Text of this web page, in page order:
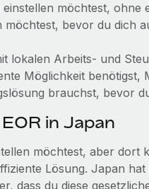
möchtest, ohne
bevor du dich
lokalen Arbeits‑ und
Möglichkeit
brauchst, bevor
in Japan
möchtest, aber dort
Lösung. Japan
dass du diese